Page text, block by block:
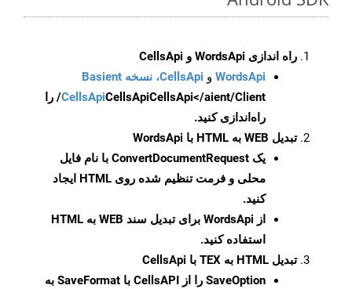
راه اندازی WordsApi و CellsApi
WordsApi و CellsApi، نسخه Basient
CellsApiCellsApi
CellsApi</aient/Client/ را
راه‌اندازی کنید.
تبدیل WEB به HTML با WordsApi
یک ConvertDocumentRequest با نام فایل
محلی و فرمت تنظیم شده روی HTML ایجاد
کنید.
از WordsApi برای تبدیل سند WEB به HTML
استفاده کنید.
تبدیل HTML به TEX با CellsApi
SaveOption
را از CellsAPI با SaveFormat به